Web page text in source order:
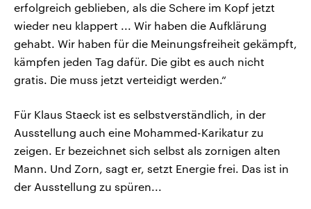
erfolgreich geblieben, als die Schere im Kopf jetzt
wieder neu klappert ... Wir haben die Aufklärung
gehabt. Wir haben für die Meinungsfreiheit gekämpft,
kämpfen jeden Tag dafür. Die gibt es auch nicht
gratis. Die muss jetzt verteidigt werden.“
Für Klaus Staeck ist es selbstverständlich, in der
Ausstellung auch eine Mohammed-Karikatur zu
zeigen. Er bezeichnet sich selbst als zornigen alten
Mann. Und Zorn, sagt er, setzt Energie frei. Das ist in
der Ausstellung zu spüren...